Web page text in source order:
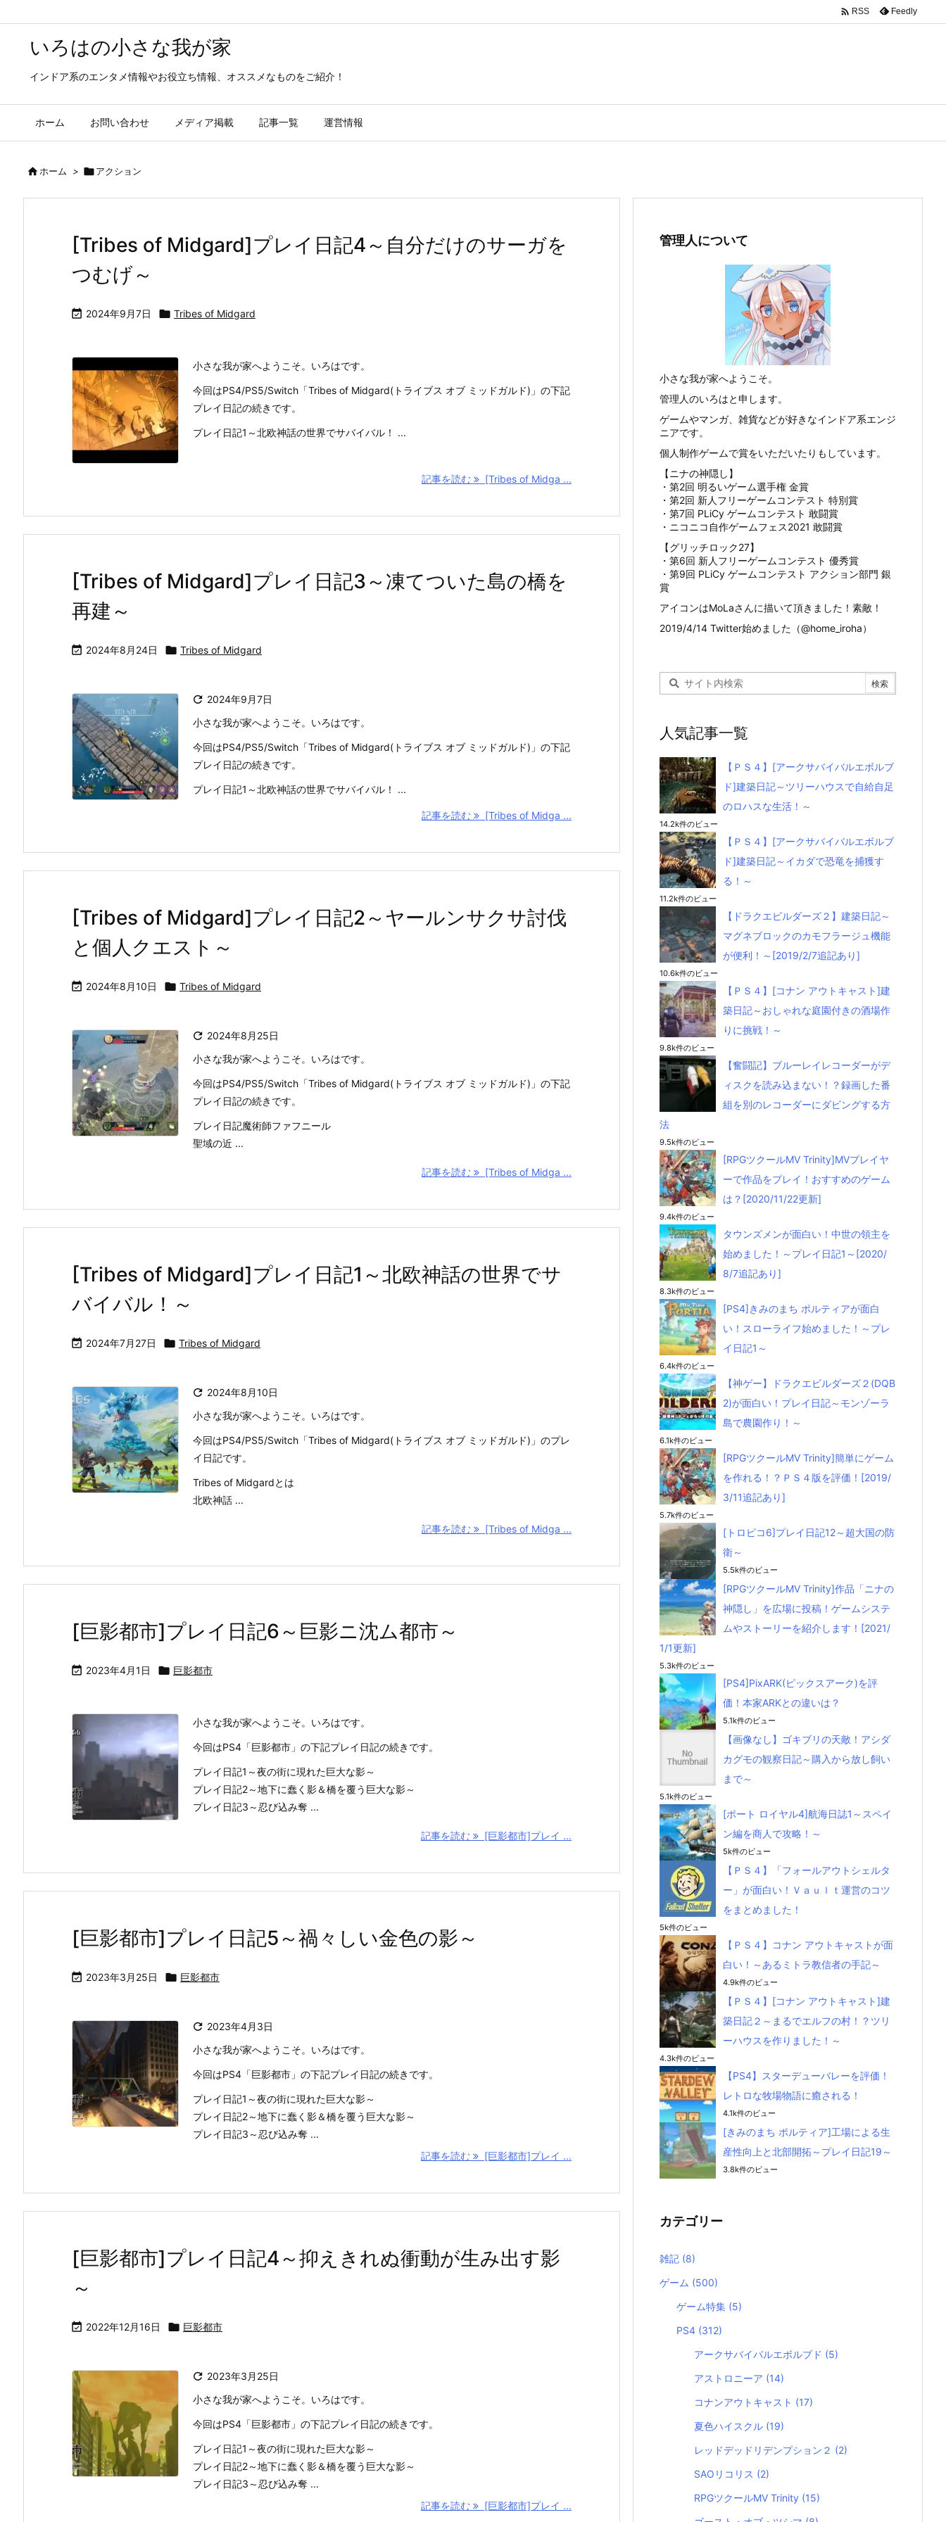
いろはの小さな我が家
インドア系のエンタメ情報やお役立ち情報、オススメなものをご紹介！
ホーム お問い合わせ メディア掲載 記事一覧 運営情報
 RSS Feedly
ホーム > アクション
[Tribes of Midgard]プレイ日記4～自分だけのサーガを
つむげ～
 2024年9月7日  Tribes of Midgard
小さな我が家へようこそ。いろはです。
今回はPS4/PS5/Switch「Tribes of Midgard(トライブス オブ ミッドガルド)」の下記
プレイ日記の続きです。
プレイ日記1～北欧神話の世界でサバイバル！ ...
記事を読む [Tribes of Midga ...
[Tribes of Midgard]プレイ日記3～凍てついた島の橋を
再建～
 2024年8月24日  Tribes of Midgard
 2024年9月7日
小さな我が家へようこそ。いろはです。
今回はPS4/PS5/Switch「Tribes of Midgard(トライブス オブ ミッドガルド)」の下記
プレイ日記の続きです。
プレイ日記1～北欧神話の世界でサバイバル！ ...
記事を読む [Tribes of Midga ...
[Tribes of Midgard]プレイ日記2～ヤールンサクサ討伐
と個人クエスト～
 2024年8月10日  Tribes of Midgard
 2024年8月25日
小さな我が家へようこそ。いろはです。
今回はPS4/PS5/Switch「Tribes of Midgard(トライブス オブ ミッドガルド)」の下記
プレイ日記の続きです。
プレイ日記魔術師ファフニール
聖域の近 ...
記事を読む [Tribes of Midga ...
[Tribes of Midgard]プレイ日記1～北欧神話の世界でサ
バイバル！～
 2024年7月27日  Tribes of Midgard
 2024年8月10日
小さな我が家へようこそ。いろはです。
今回はPS4/PS5/Switch「Tribes of Midgard(トライブス オブ ミッドガルド)」のプレ
イ日記です。
Tribes of Midgardとは
北欧神話 ...
記事を読む [Tribes of Midga ...
[巨影都市]プレイ日記6～巨影ニ沈ム都市～
 2023年4月1日  巨影都市
小さな我が家へようこそ。いろはです。
今回はPS4「巨影都市」の下記プレイ日記の続きです。
プレイ日記1～夜の街に現れた巨大な影～
プレイ日記2～地下に蠢く影＆橋を覆う巨大な影～
プレイ日記3～忍び込み奪 ...
記事を読む [巨影都市]プレイ ...
[巨影都市]プレイ日記5～禍々しい金色の影～
 2023年3月25日  巨影都市
 2023年4月3日
小さな我が家へようこそ。いろはです。
今回はPS4「巨影都市」の下記プレイ日記の続きです。
プレイ日記1～夜の街に現れた巨大な影～
プレイ日記2～地下に蠢く影＆橋を覆う巨大な影～
プレイ日記3～忍び込み奪 ...
記事を読む
[巨影都市]プレイ ...
[巨影都市]プレイ日記4～抑えきれぬ衝動が生み出す影
～
 2022年12月16日  巨影都市
 2023年3月25日
小さな我が家へようこそ。いろはです。
今回はPS4「巨影都市」の下記プレイ日記の続きです。
プレイ日記1～夜の街に現れた巨大な影～
プレイ日記2～地下に蠢く影＆橋を覆う巨大な影～
プレイ日記3～忍び込み奪 ...
記事を読む
[巨影都市]プレイ ...
管理人について
小さな我が家へようこそ。
管理人のいろはと申します。
ゲームやマンガ、雑貨などが好きなインドア系エンジ
ニアです。
個人制作ゲームで賞をいただいたりもしています。
【ニナの神隠し】
・第2回 明るいゲーム選手権 金賞
・第2回 新人フリーゲームコンテスト 特別賞
・第7回 PLiCy ゲームコンテスト 敢闘賞
・ニコニコ自作ゲームフェス2021 敢闘賞
【グリッチロック27】
・第6回 新人フリーゲームコンテスト 優秀賞
・第9回 PLiCy ゲームコンテスト アクション部門 銀
賞
アイコンはMoLaさんに描いて頂きました！素敵！
2019/4/14 Twitter始めました（@home_iroha）
人気記事一覧
【ＰＳ４】[アークサバイバルエボルブ
ド]建築日記～ツリーハウスで自給自足
のロハスな生活！～
14.2k件のビュー
【ＰＳ４】[アークサバイバルエボルブ
ド]建築日記～イカダで恐竜を捕獲す
る！～
11.2k件のビュー
【ドラクエビルダーズ２】建築日記～
マグネブロックのカモフラージュ機能
が便利！～[2019/2/7追記あり]
10.6k件のビュー
【ＰＳ４】[コナン アウトキャスト]建
築日記～おしゃれな庭園付きの酒場作
りに挑戦！～
9.8k件のビュー
【奮闘記】ブルーレイレコーダーがデ
ィスクを読み込まない！？録画した番
組を別のレコーダーにダビングする方
法
9.5k件のビュー
[RPGツクールMV Trinity]MVプレイヤ
ーで作品をプレイ！おすすめのゲーム
は？[2020/11/22更新]
9.4k件のビュー
タウンズメンが面白い！中世の領主を
始めました！～プレイ日記1～[2020/
8/7追記あり]
8.3k件のビュー
[PS4]きみのまち ポルティアが面白
い！スローライフ始めました！～プレ
イ日記1～
6.4k件のビュー
【神ゲー】ドラクエビルダーズ２(DQB
2)が面白い！プレイ日記～モンゾーラ
島で農園作り！～
6.1k件のビュー
[RPGツクールMV Trinity]簡単にゲーム
を作れる！？ＰＳ４版を評価！[2019/
3/11追記あり]
5.7k件のビュー
[トロピコ6]プレイ日記12～超大国の防
衛～
5.5k件のビュー
[RPGツクールMV Trinity]作品「ニナの
神隠し」を広場に投稿！ゲームシステ
ムやストーリーを紹介します！[2021/
1/1更新]
5.3k件のビュー
[PS4]PixARK(ピックスアーク)を評
価！本家ARKとの違いは？
5.1k件のビュー
【画像なし】ゴキブリの天敵！アシダ
カグモの観察日記～購入から放し飼い
まで～
5.1k件のビュー
[ポート ロイヤル4]航海日誌1～スペイ
ン編を商人で攻略！～
5k件のビュー
【ＰＳ４】「フォールアウトシェルタ
ー」が面白い！Ｖａｕｌｔ運営のコツ
をまとめました！
5k件のビュー
【ＰＳ４】コナン アウトキャストが面
白い！～あるミトラ教信者の手記～
4.9k件のビュー
【ＰＳ４】[コナン アウトキャスト]建
築日記２～まるでエルフの村！？ツリ
ーハウスを作りました！～
4.3k件のビュー
【PS4】スターデューバレーを評価！
レトロな牧場物語に癒される！
4.1k件のビュー
[きみのまち ポルティア]工場による生
産性向上と北部開拓～プレイ日記19～
3.8k件のビュー
カテゴリー
雑記 (8)
ゲーム (500)
ゲーム特集 (5)
PS4 (312)
アークサバイバルエボルブド (5)
アストロニーア (14)
コナンアウトキャスト (17)
夏色ハイスクル (19)
レッドデッドリデンプション２ (2)
SAOリコリス (2)
RPGツクールMV Trinity (15)